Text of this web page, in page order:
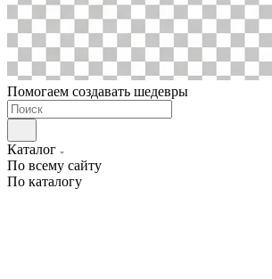
Помогаем создавать шедевры
Каталог
По всему сайту
По каталогу